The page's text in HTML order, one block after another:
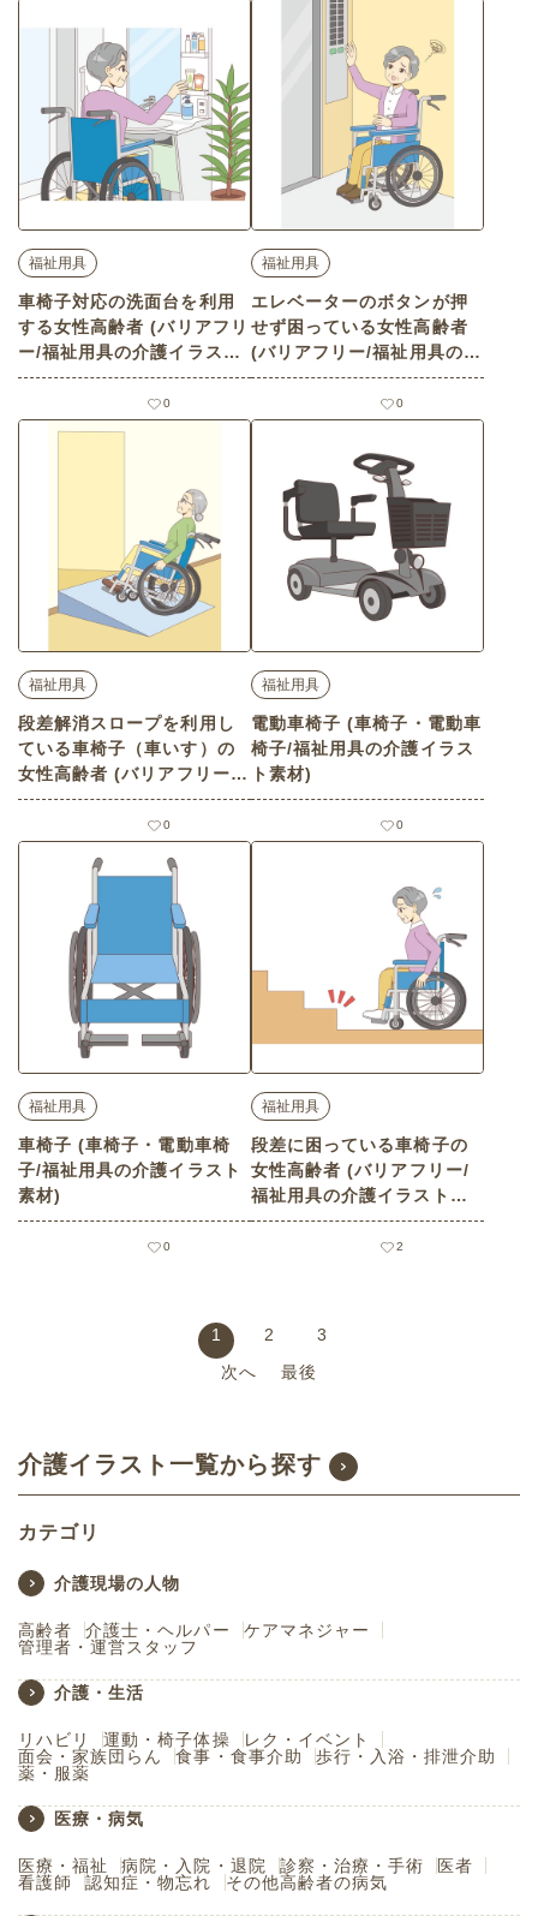
福祉用具
車椅子対応の洗面台を利用
する女性高齢者 (バリアフリ
ー/福祉用具の介護イラスト
素材)
0
福祉用具
エレベーターのボタンが押
せず困っている女性高齢者
(バリアフリー/福祉用具の介
護イラスト素材)
0
福祉用具
段差解消スロープを利用し
ている車椅子（車いす）の
女性高齢者 (バリアフリー/
福祉用具の介護イラスト素
0
福祉用具
電動車椅子 (車椅子・電動車
椅子/福祉用具の介護イラス
ト素材)
0
福祉用具
車椅子 (車椅子・電動車椅
子/福祉用具の介護イラスト
素材)
0
福祉用具
段差に困っている車椅子の
女性高齢者 (バリアフリー/
福祉用具の介護イラスト素
材)
2
1 2
3
次へ
最後
介護イラスト一覧から探す
カテゴリ
介護現場の人物
高齢者 介護士・ヘルパー
ケアマネジャー
管理者・運営スタッフ
介護・生活
リハビリ 運動・椅子体操
レク・イベント
面会・家族団らん
食事・食事介助
歩行・入浴・排泄介助
薬・服薬
医療・病気
医療・福祉 病院・入院・退院 診察・治療・手術
医者
看護師
認知症・物忘れ その他高齢者の病気